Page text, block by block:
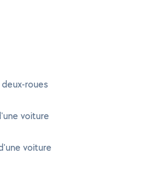
roues
voiture
voiture